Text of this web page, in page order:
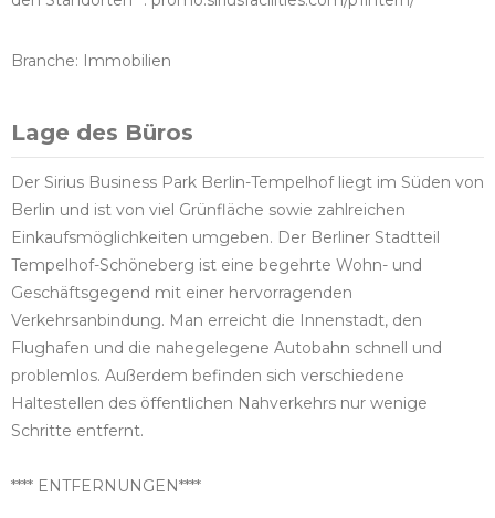
Branche: Immobilien
Lage des Büros
Der Sirius Business Park Berlin-Tempelhof liegt im Süden von
Berlin und ist von viel Grünfläche sowie zahlreichen
Einkaufsmöglichkeiten umgeben. Der Berliner Stadtteil
Tempelhof-Schöneberg ist eine begehrte Wohn- und
Geschäftsgegend mit einer hervorragenden
Verkehrsanbindung. Man erreicht die Innenstadt, den
Flughafen und die nahegelegene Autobahn schnell und
problemlos. Außerdem befinden sich verschiedene
Haltestellen des öffentlichen Nahverkehrs nur wenige
Schritte entfernt.
**** ENTFERNUNGEN****